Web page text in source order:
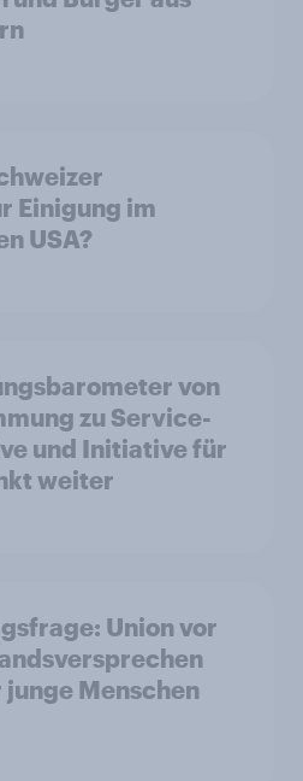
Einigung im
USA?
von
zu Service-
und Initiative für
weiter
Union vor
Menschen